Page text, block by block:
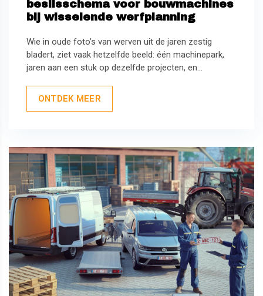
beslisschema voor bouwmachines
bij wisselende werfplanning
Wie in oude foto’s van werven uit de jaren zestig
bladert, ziet vaak hetzelfde beeld: één machinepark,
jaren aan een stuk op dezelfde projecten, en...
ONTDEK MEER